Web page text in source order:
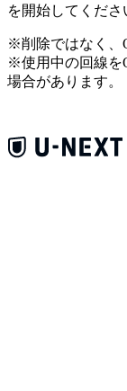
を開始してくださ
※削除ではなく、
※使用中の回線を
場合があります。